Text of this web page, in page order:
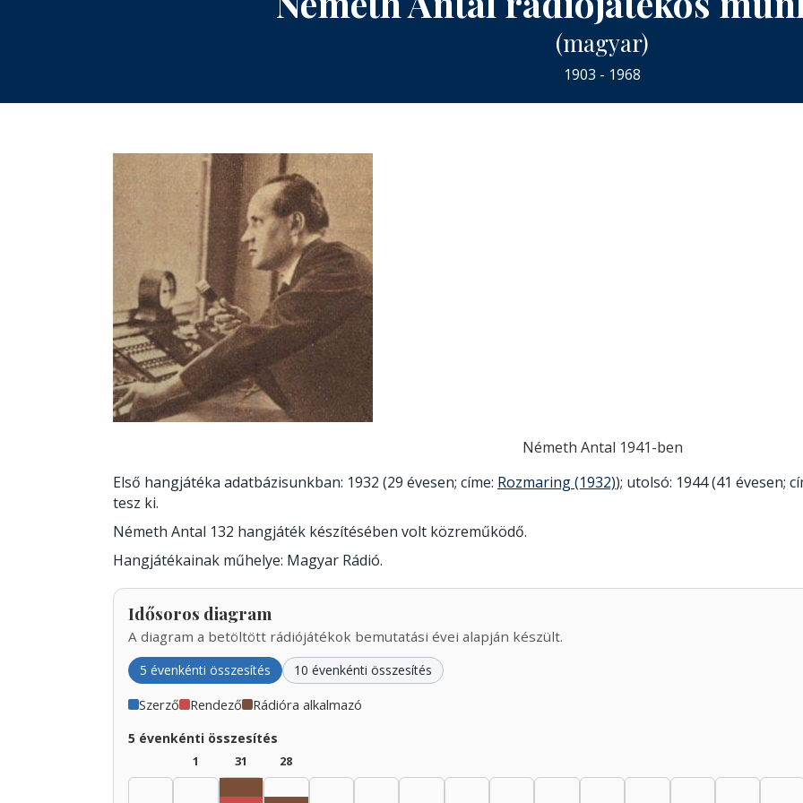
(magyar)
1903 - 1968
Németh Antal 1941-ben
Első hangjátéka adatbázisunkban: 1932 (29 évesen; címe: Rozmaring (1932)); utolsó: 1944 (41 évesen;
tesz ki.
Németh Antal 132 hangjáték készítésében volt közreműködő.
Hangjátékainak műhelye: Magyar Rádió.
Idősoros diagram
A diagram a betöltött rádiójátékok bemutatási évei alapján készült.
5 évenkénti összesítés 10 évenkénti összesítés
Szerző Rendező Rádióra alkalmazó
5 évenkénti összesítés
1 31
Rádióra alkalmazó, 1935–1939: 3
28